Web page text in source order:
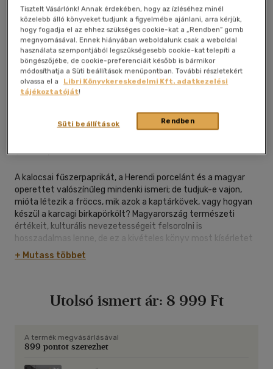
Kívánságlistához adom
A kalocsai fűszerpaprikát, a Herendi porcelánt és a magyar
operettet valószínűleg mindenki ismeri; de tudjuk-e vajon,
mióta létezik a fröccs, mik azok a kaptárkövek, vagy hogyan
készül a karcagi birkapörkölt? Magyarország természeti
értékeit, kulturális nevezetességeit felsorolni is
hosszadalmas lenne, de ez a kivételes könyv most kísérletet
tesz arra, hogy ízelítőt adjon hazánk ezeréves történetének
legizgalmasabb fejezeteiből.
ezúttal a hungarikumok világába kalauzolja az érdeklődőket. A
meg. Egyedülállóan izgalmas életutak, gasztronómiai kitérők,
kultúrtörténeti érdekességek teszik ezt a kötetet igazán
+ Mutass többet
Utolsó ismert ár: 8 999 Ft
A termék megvásárlásával
899 pontot szerezhet
Tisztelt Vásárlónk! Annak érdekében, hogy az ízléséhez minél
közelebb álló könyveket tudjunk a figyelmébe ajánlani, arra kérjük,
hogy fogadja el az ehhez szükséges cookie-kat a „Rendben” gomb
megnyomásával. Ennek hiányában weboldalunk csak a weboldal
használata szempontjából legszükségesebb cookie-kat telepíti a
böngészőjébe, de cookie-preferenciáit később is bármikor
módosíthatja a Süti beállítások menüpontban. További részletekért
olvassa el a
Libri Könyvkereskedelmi Kft. adatkezelési
tájékoztatóját!
Rendben
Süti beállítások